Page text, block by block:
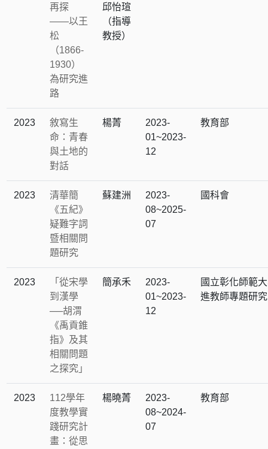
再探
——以王
松
（1866-
1930）
為研究進
路
邱怡瑄
（指導
教授）
2023
敘寫生
命：青春
與土地的
對話
楊菁
2023-
01~2023-
12
教育部
2023
清華簡
《五紀》
疑難字詞
暨相關問
題研究
蘇建洲
2023-
08~2025-
07
國科會
2023
「從宋學
到漢學
──胡渭
《禹貢錐
指》及其
相關問題
之探究」
簡承禾
2023-
01~2023-
12
國立彰化師範
進教師專題研
2023
112學年
度教學實
踐研究計
畫：從思
楊曉菁
2023-
08~2024-
07
教育部